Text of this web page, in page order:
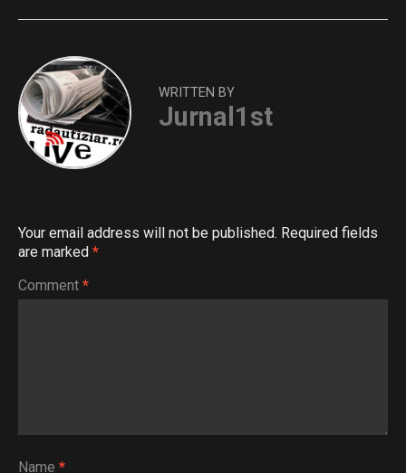
WRITTEN BY
Jurnal1st
Your email address will not be published. Required fields
are marked *
Comment *
Name *